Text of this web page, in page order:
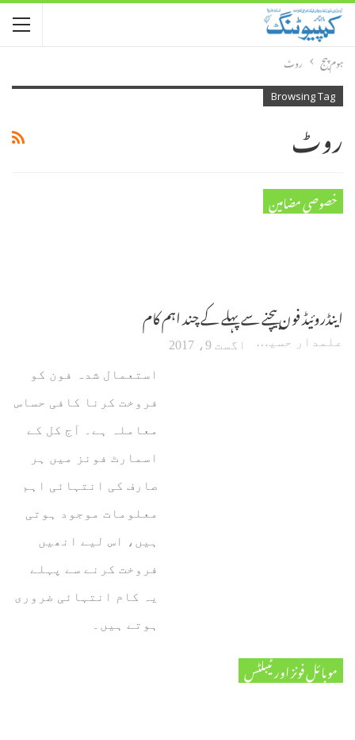
ہوم پیج روٹ
Browsing Tag
روٹ
خصوصی مضامین
اینڈروئیڈ فون بیچنے سے پہلے کے چند اہم کام
علمدار حسین اگست 9، 2017
استعمال شدہ فون کو
فروخت کرنا کافی حساس
معاملہ ہے۔ آج کل کے
اسمارٹ فونز میں ہر
صارف کی انتہائی اہم
معلومات موجود ہوتی
ہیں، اس لیے انھیں
فروخت کرنے سے پہلے
یہ کام انتہائی ضروری
ہوتے ہیں۔
موبائل فونز اور ٹیبلٹس